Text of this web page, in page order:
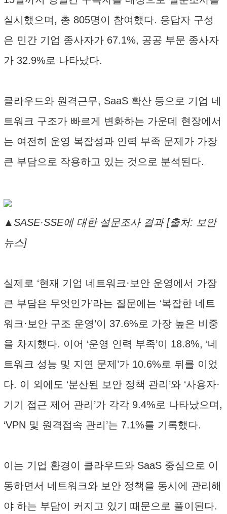
실시했으며, 총 805명이 참여했다. 응답자 구성
은 민간 기업 종사자가 67.1%, 공공 부문 종사자
가 32.9%로 나타났다.
클라우드와 원격근무, SaaS 확산 등으로 기업 네
트워크 구조가 빠르게 변화하는 가운데 현장에서
는 여전히 운영 복잡성과 인력 부족 문제가 가장
큰 부담으로 작용하고 있는 것으로 분석된다.
▲SASE·SSE에 대한 설문조사 결과 [출처: 보안
뉴스]
실제로 ‘현재 기업 네트워크·보안 운영에서 가장
큰 부담은 무엇인가’라는 질문에는 ‘복잡한 네트
워크·보안 구조 운영’이 37.6%로 가장 높은 비중
을 차지했다. 이어 ‘운영 인력 부족’이 18.8%, ‘네
트워크 성능 및 지연 문제’가 10.6%로 뒤를 이었
다. 이 외에도 ‘분산된 보안 정책 관리’와 ‘사용자·
기기 접근 제어 관리’가 각각 9.4%로 나타났으며,
‘VPN 및 원격접속 관리’는 7.1%를 기록했다.
이는 기업 환경이 클라우드와 SaaS 중심으로 이
동하면서 네트워크와 보안 정책을 동시에 관리해
야 하는 부담이 커지고 있기 때문으로 풀이된다.